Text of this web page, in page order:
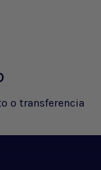
o transferencia